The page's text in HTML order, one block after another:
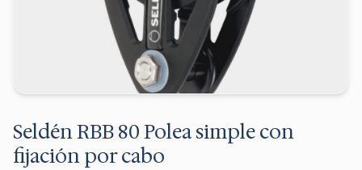
Seldén RBB 80 Polea simple con
fijación por cabo